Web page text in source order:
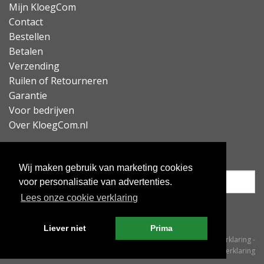
Wij maken gebruik van marketing cookies
voor personalisatie van advertenties.
Lees onze cookie verklaring
Liever niet Prima
Het is namelijk ook mogelijk om handsfree te bellen
met deze oordopjes!
Mijn KloegCom
Contact
Bestellen
Betalen
Verzending
Ruilen of Retourneren
Garantie
Voor bedrijven
Over KloegCom.nl
Algemene voorwaarden-Cookieverklaring-
Privacyverklaring